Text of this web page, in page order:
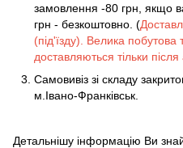
замовлення -80 грн, якщо
грн - безкоштовно. (
(під'їзду). Велика побутова
доставляються тільки
Самовивіз зі складу
м.Івано-Франківськ.
Детальнішу інформацію Ви